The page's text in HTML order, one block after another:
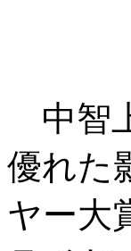
中智
優れた
ヤー大